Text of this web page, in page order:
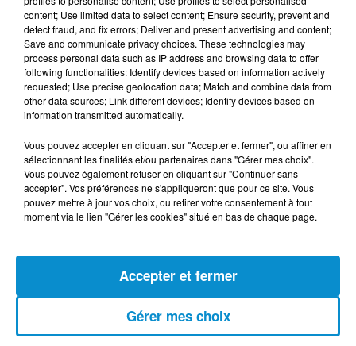
DERNIERS PODCASTS
24 juillet 2026
Les Zinformés - 24/07/26
23 juillet 2026
Les Zinformés - 23/07/26
Les Zinformés - 22/07/26
content; Use limited data to select content; Ensure security, prevent and
detect fraud, and fix errors; Deliver and present advertising and content;
Save and communicate privacy choices. These technologies may
process personal data such as IP address and browsing data to offer
following functionalities: Identify devices based on information actively
requested; Use precise geolocation data; Match and combine data from
other data sources; Link different devices; Identify devices based on
information transmitted automatically.
Vous pouvez accepter en cliquant sur "Accepter et fermer", ou affiner en
sélectionnant les finalités et/ou partenaires dans "Gérer mes choix".
Vous pouvez également refuser en cliquant sur "Continuer sans
accepter". Vos préférences ne s'appliqueront que pour ce site. Vous
pouvez mettre à jour vos choix, ou retirer votre consentement à tout
moment via le lien "Gérer les cookies" situé en bas de chaque page.
Gérer mes choix
Accepter et fermer